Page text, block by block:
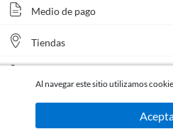
Medio de pago
Tiendas
Al navegar este sitio utilizamos